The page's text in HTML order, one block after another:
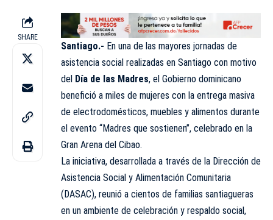
SHARE
Santiago.- En una de las mayores jornadas de
asistencia social realizadas en Santiago con motivo
del Día de las Madres, el Gobierno dominicano
benefició a miles de mujeres con la entrega masiva
de electrodomésticos, muebles y alimentos durante
el evento “Madres que sostienen”, celebrado en la
Gran Arena del Cibao.
La iniciativa, desarrollada a través de la Dirección de
Asistencia Social y Alimentación Comunitaria
(DASAC), reunió a cientos de familias santiagueras
en un ambiente de celebración y respaldo social,